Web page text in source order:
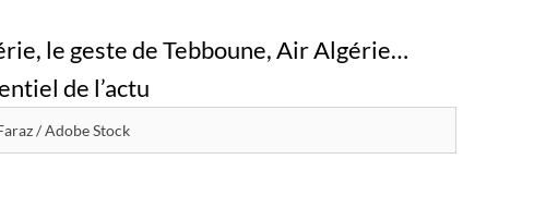
/ Adobe Stock